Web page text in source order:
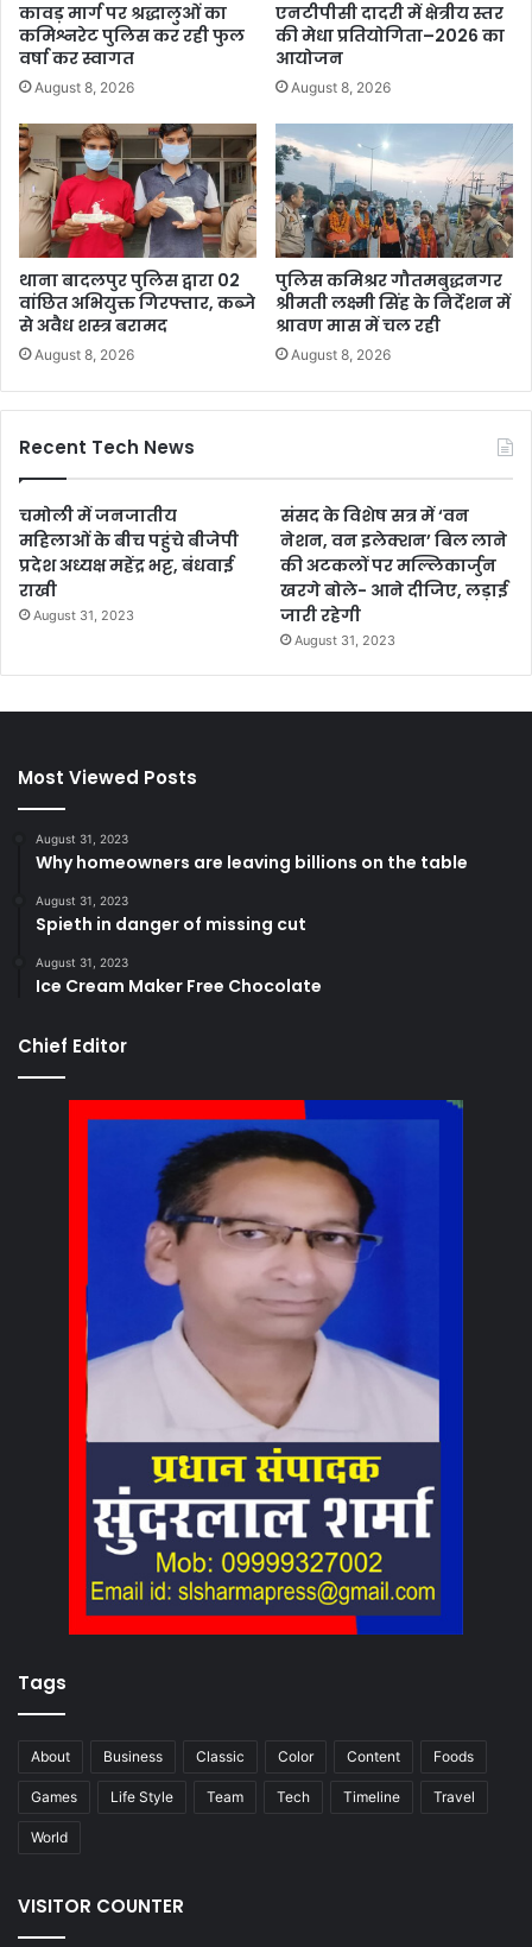
कावड़ मार्ग पर श्रद्धालुओं का
कमिश्नरेट पुलिस कर रही फुल
वर्षा कर स्वागत
August 8, 2026
एनटीपीसी दादरी में क्षेत्रीय स्तर
की मेधा प्रतियोगिता–2026 का
आयोजन
August 8, 2026
थाना बादलपुर पुलिस द्वारा 02
वांछित अभियुक्त गिरफ्तार, कब्जे
से अवैध शस्त्र बरामद
August 8, 2026
पुलिस कमिश्रर गौतमबुद्धनगर
श्रीमती लक्ष्मी सिंह के निर्देशन में
श्रावण मास में चल रही
August 8, 2026
Recent Tech News
चमोली में जनजातीय
महिलाओं के बीच पहुंचे बीजेपी
प्रदेश अध्यक्ष महेंद्र भट्ट, बंधवाई
राखी
August 31, 2023
संसद के विशेष सत्र में ‘वन
नेशन, वन इलेक्शन’ बिल लाने
की अटकलों पर मल्लिकार्जुन
खरगे बोले- आने दीजिए, लड़ाई
जारी रहेगी
August 31, 2023
Most Viewed Posts
August 31, 2023
Why homeowners are leaving billions on the table
August 31, 2023
Spieth in danger of missing cut
August 31, 2023
Ice Cream Maker Free Chocolate
Chief Editor
Tags
About Business Classic Color Content Foods
Games Life Style Team Tech Timeline Travel
World
VISITOR COUNTER